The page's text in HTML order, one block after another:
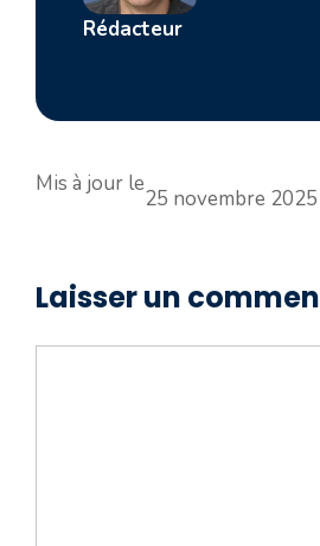
Rédacteur
Mis à jour le
25 novembre 2025
Laisser un